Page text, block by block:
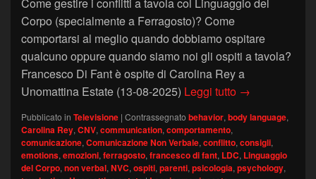
Corpo (specialmente a Ferragosto)? Come
comportarsi al meglio quando dobbiamo ospitare
qualcuno oppure quando siamo noi gli ospiti a tavola?
Francesco Di Fant è ospite di Carolina Rey a
Unomattina Estate (13-08-2025) Leggi tutto Gestire i
→
Pubblicato in Televisione | Contrassegnato behavior, body language,
Carolina Rey, CNV, communication, comportamento,
comunicazione, Comunicazione Non Verbale, conflitto, consigli,
emotions, emozioni, ferragosto, francesco di fant, LDC, Linguaggio
del Corpo, non verbal, NVC, ospiti, parenti, psicologia, psychology,